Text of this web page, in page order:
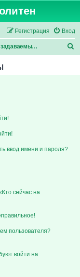
Вход
Регистрация
Часто задаваемые вопросы
ввод имени и пароля?
сейчас на
пользователя?
войти на